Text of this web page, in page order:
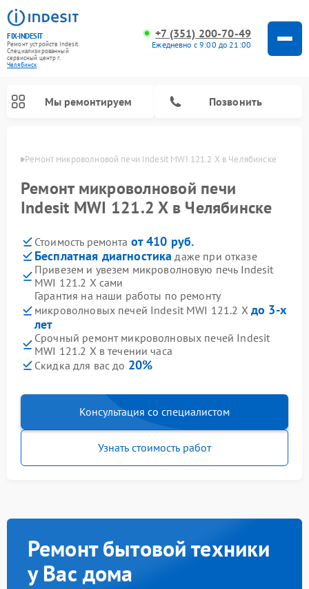
FIX-INDESIT
Ремонт устройств Indesit
Специализированный
cервисный центр г.
Челябинск
+7 (351) 200-70-49
Ежедневно с 9:00 до 21:00
Мы ремонтируем Позвонить
Ремонт микроволновой печи Indesit MWI 121.2 X в Челябинске
Ремонт микроволновой печи
Indesit MWI 121.2 X в Челябинске
Стоимость ремонта от 410 руб.
Бесплатная диагностика даже при отказе
Привезем и увезем микроволновую печь Indesit
MWI 121.2 X сами
Гарантия на наши работы по ремонту
микроволновых печей Indesit MWI 121.2 X до 3-х
лет
Срочный ремонт микроволновых печей Indesit
MWI 121.2 X в течении часа
Скидка для вас до 20%
Консультация со специалистом
Узнать стоимость работ
Ремонт бытовой техники
у Вас дома